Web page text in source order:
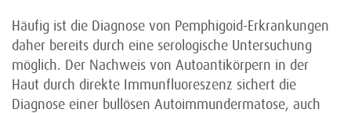
Häufig ist die Diagnose von Pemphigoid-Erkrankungen
daher bereits durch eine serologische Untersuchung
möglich. Der Nachweis von Autoantikörpern in der
Haut durch direkte Immunfluoreszenz sichert die
Diagnose einer bullösen Autoimmundermatose, auch